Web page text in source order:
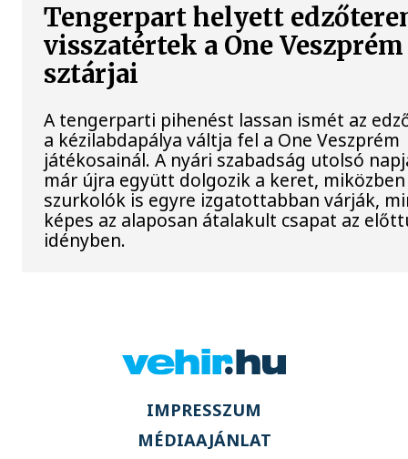
Tengerpart helyett
visszatértek a One Veszprém
sztárjai
A tengerparti pihenést lassan ismét az
a kézilabdapálya váltja fel a One Veszprém
játékosainál. A nyári szabadság utolsó
már újra együtt dolgozik a keret,
szurkolók is egyre izgatottabban várják,
képes az alaposan átalakult csapat az
idényben.
IMPRESSZUM
MÉDIAAJÁNLAT